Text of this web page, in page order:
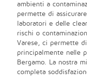
ambienti a
permette di
laboratori e delle
rischi o
Varese, ci permette
principalmente nelle
Bergamo. La nostra
completa